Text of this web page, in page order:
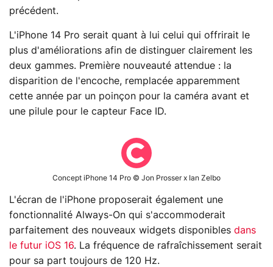
précédent.
L'iPhone 14 Pro serait quant à lui celui qui offrirait le
plus d'améliorations afin de distinguer clairement les
deux gammes. Première nouveauté attendue : la
disparition de l'encoche, remplacée apparemment
cette année par un poinçon pour la caméra avant et
une pilule pour le capteur Face ID.
Concept iPhone 14 Pro © Jon Prosser x Ian Zelbo
L'écran de l'iPhone proposerait également une
fonctionnalité Always-On qui s'accommoderait
parfaitement des nouveaux widgets disponibles dans
le futur iOS 16. La fréquence de rafraîchissement serait
pour sa part toujours de 120 Hz.